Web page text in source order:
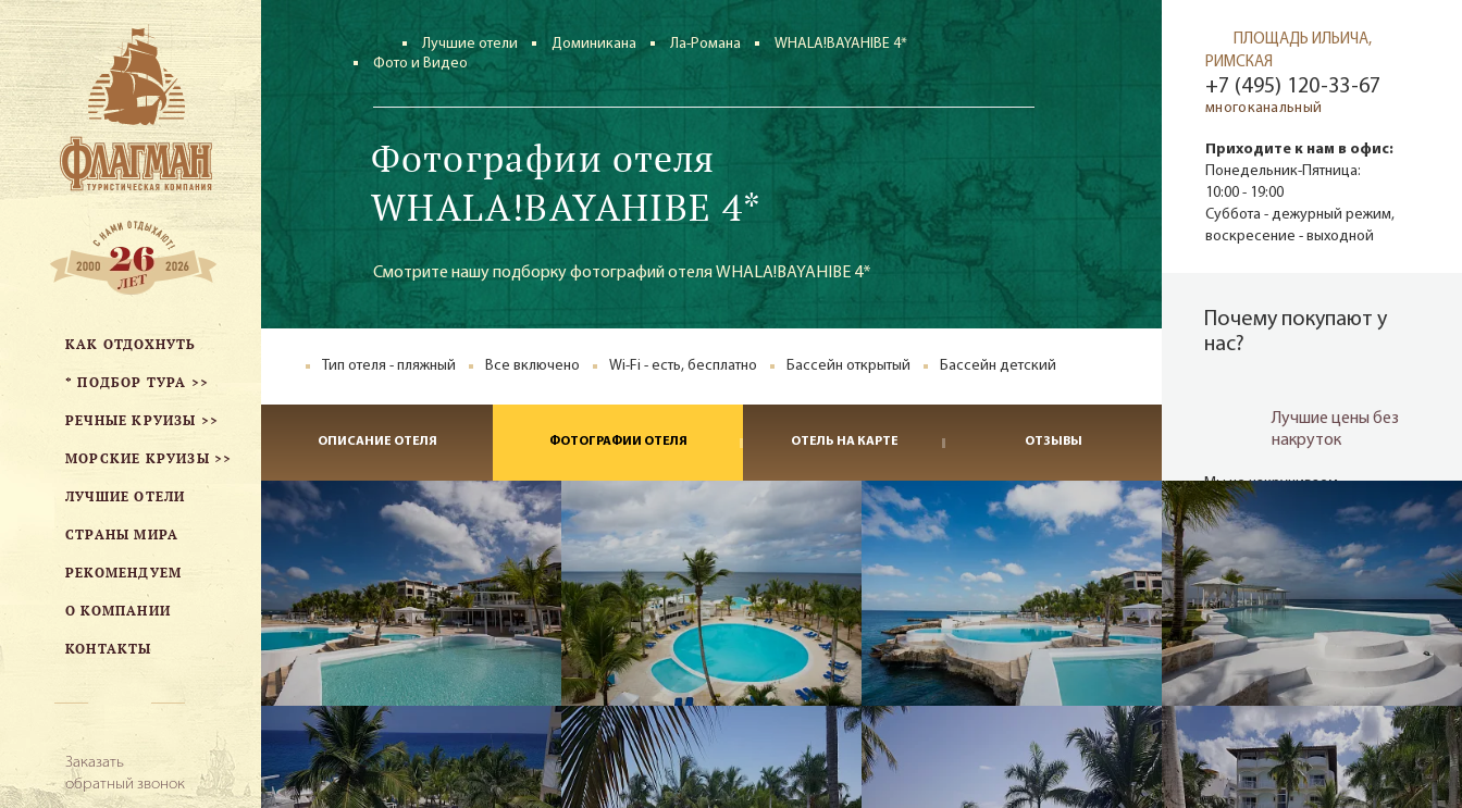
КАК ОТДОХНУТЬ
* ПОДБОР ТУРА >>
РЕЧНЫЕ КРУИЗЫ >>
МОРСКИЕ КРУИЗЫ >>
ЛУЧШИЕ ОТЕЛИ
СТРАНЫ МИРА
РЕКОМЕНДУЕМ
О КОМПАНИИ
КОНТАКТЫ
Заказать
обратный звонок
Лучшие отели Доминикана Ла-Романа
WHALA!BAYAHIBE 4*
Фото и Видео
Фотографии отеля
WHALA!BAYAHIBE 4*
Смотрите нашу подборку фотографий отеля WHALA!BAYAHIBE 4*
Тип отеля - пляжный Все включено Wi-Fi - есть, бесплатно Бассейн открытый Бассейн детский
ОПИСАНИЕ ОТЕЛЯ ФОТОГРАФИИ ОТЕЛЯ ОТЕЛЬ НА КАРТЕ ОТЗЫВЫ
ПЛОЩАДЬ ИЛЬИЧА,
РИМСКАЯ
+7 (495) 120-33-67
многоканальный
Приходите к нам в офис:
Понедельник-Пятница:
10:00 - 19:00
Суббота - дежурный режим,
воскресение - выходной
Почему покупают у
нас?
Лучшие цены без
накруток
Мы не накручиваем
дополнительные комиссии,
наши цены такие, как у
туроператора, а при
проведении акций и немного
ниже.
Надежные
туроператоры
В нашей базе 27 сайтов
надёжных операторов (хотя
можем опросить и 80). Мы
снимаем актуальные цены с